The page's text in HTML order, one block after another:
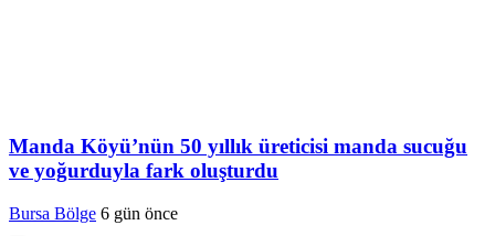
Manda Köyü’nün 50 yıllık üreticisi manda sucuğu
ve yoğurduyla fark oluşturdu
Bursa Bölge 6 gün önce